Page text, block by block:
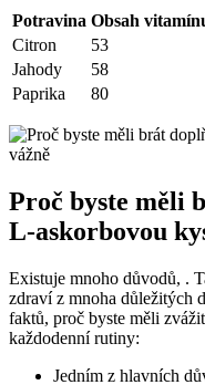
Potravina Obsah
Citron
53
Jahody
58
Paprika
80
Proč byste měli
L-askorbovou
Existuje mnoho důvodů, .
zdraví z mnoha důležitých
faktů, proč byste měli
každodenní rutiny:
Jedním z hlavních